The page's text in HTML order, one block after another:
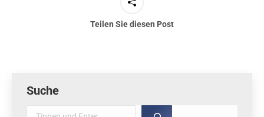
Teilen Sie diesen Post
Suche
Suche